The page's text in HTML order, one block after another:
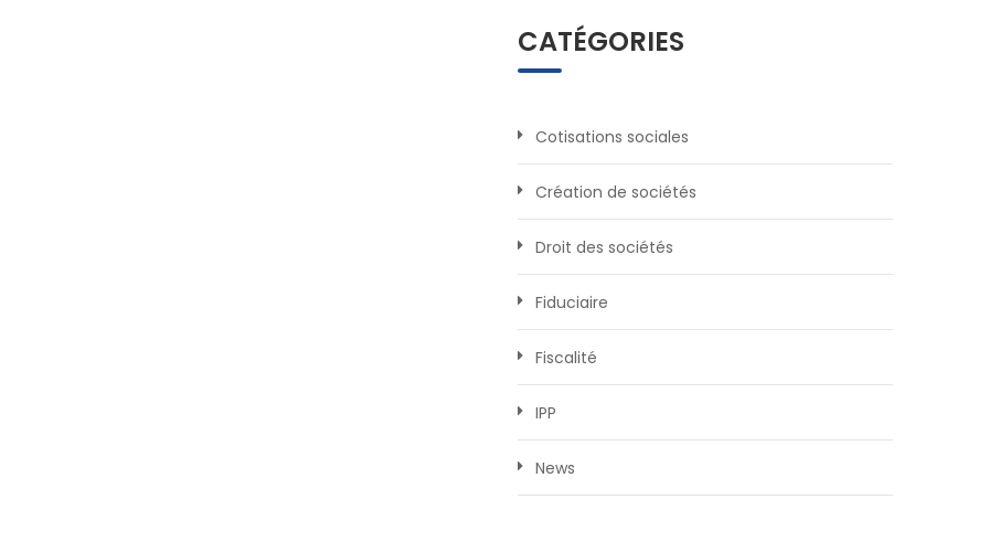
CATÉGORIES
Cotisations sociales
Création de sociétés
Droit des sociétés
Fiduciaire
Fiscalité
IPP
News